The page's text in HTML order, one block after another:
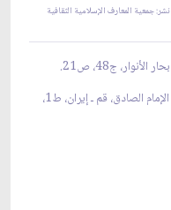
نشر: جمعية المعارف الإسلامية الثقافية
2-انظر:المذاهب الإسلاميّة، السبحاني، مؤسسة الإمام الصادق، قم ـ إيران، ط1،